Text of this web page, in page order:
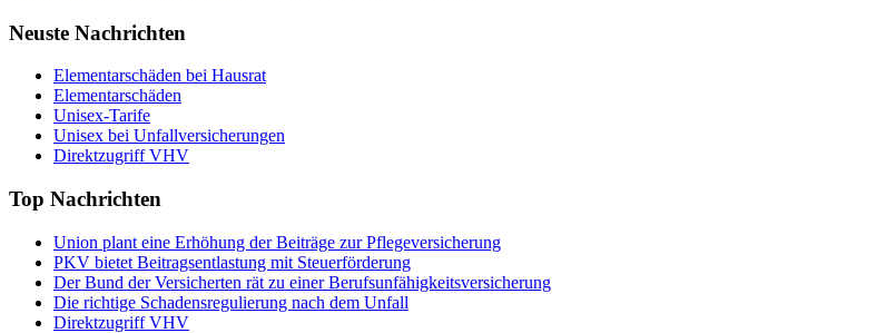
Neuste Nachrichten
Elementarschäden bei Hausrat
Elementarschäden
Unisex-Tarife
Unisex bei Unfallversicherungen
Direktzugriff VHV
Top Nachrichten
Union plant eine Erhöhung der Beiträge zur Pflegeversicherung
PKV bietet Beitragsentlastung mit Steuerförderung
Der Bund der Versicherten rät zu einer Berufsunfähigkeitsversicherung
Die richtige Schadensregulierung nach dem Unfall
Direktzugriff VHV